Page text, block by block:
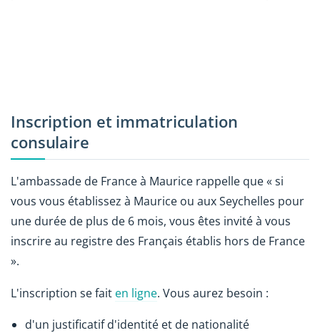
Inscription et immatriculation
consulaire
L'ambassade de France à Maurice rappelle que « si
vous vous établissez à Maurice ou aux Seychelles pour
une durée de plus de 6 mois, vous êtes invité à vous
inscrire au registre des Français établis hors de France
».
L'inscription se fait en ligne. Vous aurez besoin :
d'un justificatif d'identité et de nationalité